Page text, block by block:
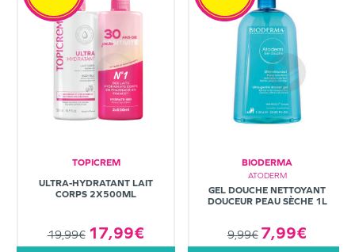
TOPICREM
ULTRA-HYDRATANT LAIT
CORPS 2X500ML
19,99€ 17,99€
BIODERMA
ATODERM
GEL DOUCHE NETTOYANT
DOUCEUR PEAU SÈCHE 1L
9,99€ 7,99€